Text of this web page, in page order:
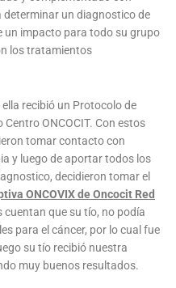
determinar un diagnostico de
un impacto para todo su grupo
los tratamientos
recibió un Protocolo de
ONCOCIT. Con estos
tomar contacto con
y luego de aportar todos los
decidieron tomar el
ONCOVIX de Oncocit Red
cuentan que su tío, no podía
para el cáncer, por lo cual fue
su tío recibió nuestra
muy buenos resultados.